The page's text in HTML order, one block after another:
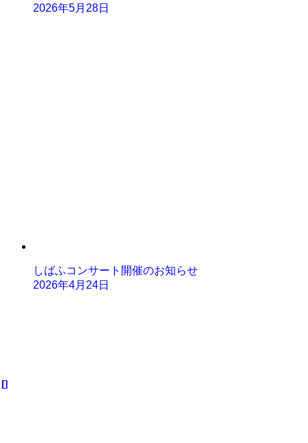
2026年5月28日
しばふコンサート開催のお知らせ
2026年4月24日